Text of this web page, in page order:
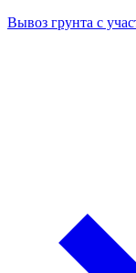
Вывоз грунта с